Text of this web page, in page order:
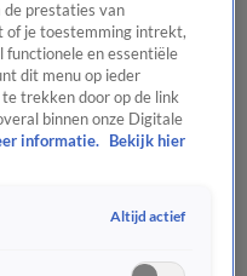
de prestaties van
of je toestemming intrekt,
functionele en essentiële
dit menu op ieder
trekken door op de link
binnen onze Digitale
informatie.
Bekijk hier
Altijd actief